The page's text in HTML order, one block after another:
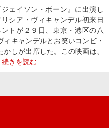
ェイソン・ボーン』に出演し
シア・ヴィキャンデル初来日
トが２９日、東京・港区の八
キャンデルとお笑いコンビ・
しが出席した。この映画は、
続きを読む